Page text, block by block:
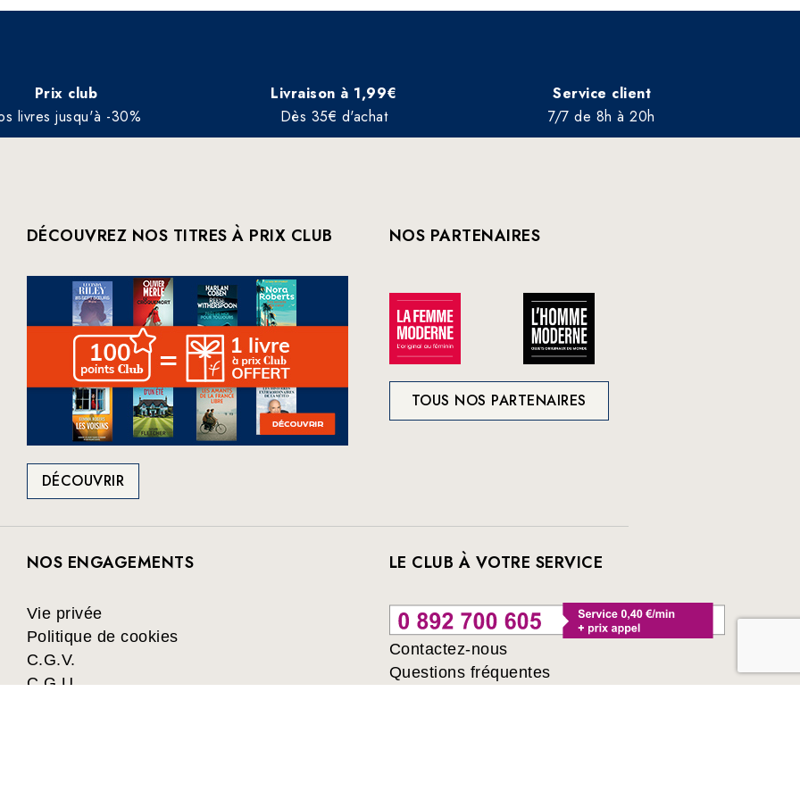
Prix club
livres jusqu'à -30%
Livraison à 1,99€
Dès 35€ d'achat
Service client
7/7 de 8h à 20h
DÉCOUVREZ NOS TITRES À PRIX CLUB
DÉCOUVRIR
NOS PARTENAIRES
TOUS NOS PARTENAIRES
NOS ENGAGEMENTS
Vie privée
Politique de cookies
C.G.V.
C.G.U.
LE CLUB À VOTRE SERVICE
Contactez-nous
Questions fréquentes